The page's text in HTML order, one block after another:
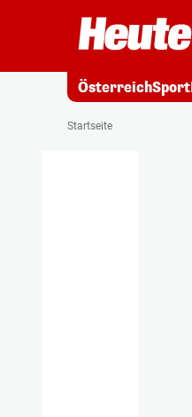
ÖsterreichSport
Startseite